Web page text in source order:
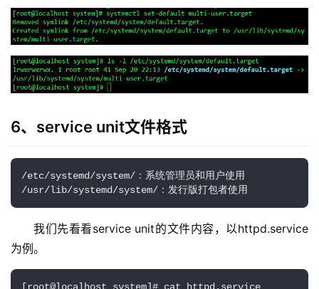
6、service unit文件格式
/etc/systemd/system/：系统管理员和用户使用
/usr/lib/systemd/system/：发行版打包者使用
我们先看看service unit的文件内容，以httpd.service
为例。